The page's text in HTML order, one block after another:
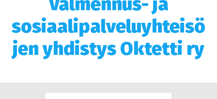
sosiaalipalveluyhteisö
jen yhdistys Oktetti ry